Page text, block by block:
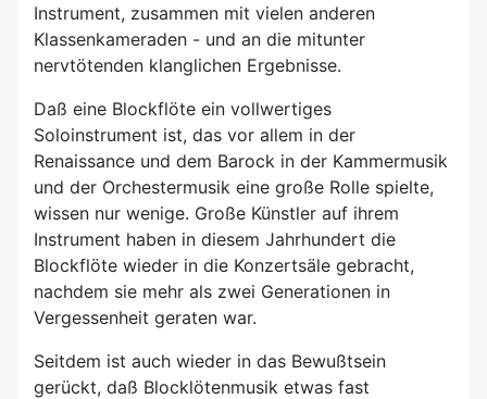
Instrument, zusammen mit vielen anderen
Klassenkameraden - und an die mitunter
nervtötenden klanglichen Ergebnisse.
Daß eine Blockflöte ein vollwertiges
Soloinstrument ist, das vor allem in der
Renaissance und dem Barock in der Kammermusik
und der Orchestermusik eine große Rolle spielte,
wissen nur wenige. Große Künstler auf ihrem
Instrument haben in diesem Jahrhundert die
Blockflöte wieder in die Konzertsäle gebracht,
nachdem sie mehr als zwei Generationen in
Vergessenheit geraten war.
Seitdem ist auch wieder in das Bewußtsein
gerückt, daß Blocklötenmusik etwas fast